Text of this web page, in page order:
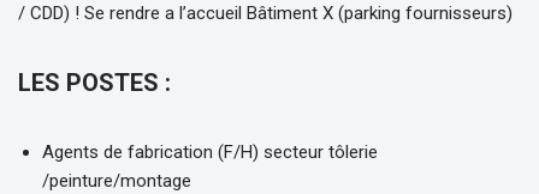
/ CDD) ! Se rendre a l’accueil Bâtiment X (parking fournisseurs)
LES POSTES :
Agents de fabrication (F/H) secteur tôlerie
/peinture/montage